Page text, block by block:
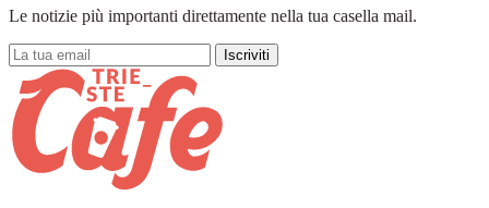
Le notizie più importanti direttamente nella tua casella mail.
Iscriviti